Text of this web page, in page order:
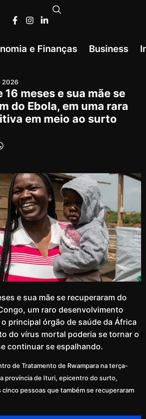
e Finanças Business
2026
16 meses e sua mãe se
do Ebola, em uma rara
em meio ao surto
e sua mãe se recuperaram do
um raro desenvolvimento
principal órgão de saúde da África
do vírus mortal poderia se tornar o
continuar se espalhando.
de Tratamento de Rwampara na terça-
província de Ituri, epicentro do surto,
pessoas que também se recuperaram